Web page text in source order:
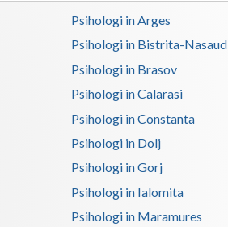
Psihologi in Arges
Psihologi in Bistrita-Nasaud
Psihologi in Brasov
Psihologi in Calarasi
Psihologi in Constanta
Psihologi in Dolj
Psihologi in Gorj
Psihologi in Ialomita
Psihologi in Maramures